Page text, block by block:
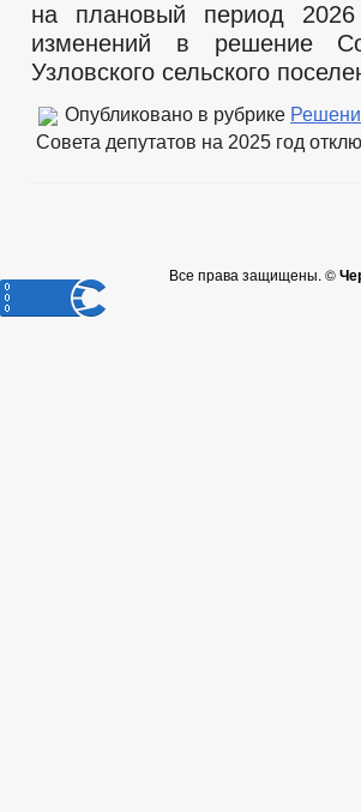
на плановый период
изменений в решение
Узловского сельского
Опубликовано в рубрике
Совета депутатов на 2025 год
Все права защищены. ©